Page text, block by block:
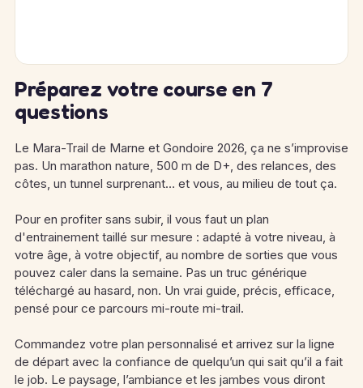
Préparez votre course en 7
questions
Le Mara-Trail de Marne et Gondoire 2026, ça ne s’improvise
pas. Un marathon nature, 500 m de D+, des relances, des
côtes, un tunnel surprenant… et vous, au milieu de tout ça.
Pour en profiter sans subir, il vous faut un plan
d'entrainement taillé sur mesure : adapté à votre niveau, à
votre âge, à votre objectif, au nombre de sorties que vous
pouvez caler dans la semaine. Pas un truc générique
téléchargé au hasard, non. Un vrai guide, précis, efficace,
pensé pour ce parcours mi-route mi-trail.
Commandez votre plan personnalisé et arrivez sur la ligne
de départ avec la confiance de quelqu’un qui sait qu’il a fait
le job. Le paysage, l’ambiance et les jambes vous diront